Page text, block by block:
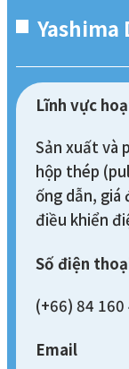
Yashima
Lĩnh vực
Sản xuất và
hộp thép
ống dẫn, giá
điều khiển
Số điện
(+66) 84 160
Email